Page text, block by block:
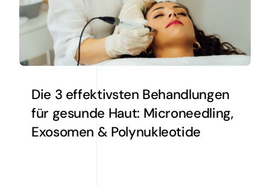
Die 3 effektivsten Behandlungen
für gesunde Haut: Microneedling,
Exosomen & Polynukleotide